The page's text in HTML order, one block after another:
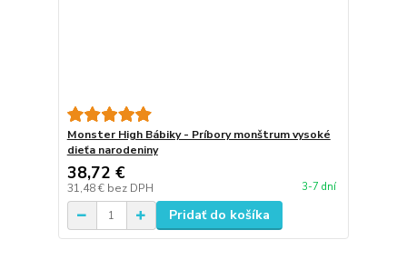
Monster High Bábiky - Príbory monštrum vysoké
dieťa narodeniny
38,72 €
31,48 € bez DPH 3-7 dní
Pridať do košíka